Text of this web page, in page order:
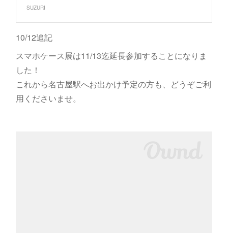
SUZURI
10/12追記
スマホケース展は11/13迄延長参加することになりま
した！
これから名古屋駅へお出かけ予定の方も、どうぞご利
用くださいませ。